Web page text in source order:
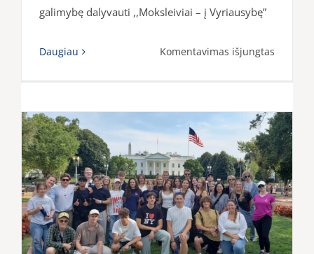
galimybę dalyvauti ,,Moksleiviai – į Vyriausybę”
Daugiau Komentavimas išjungtas
–
į